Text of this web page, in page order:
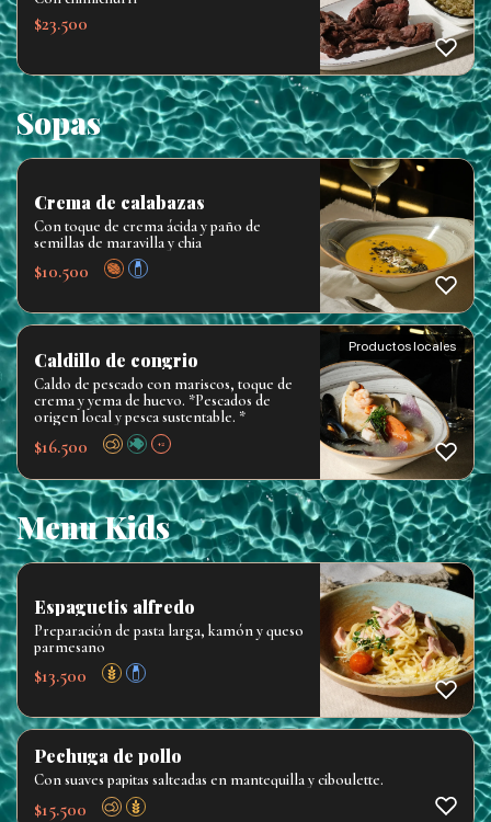
$23.500
Sopas
Crema de calabazas
Con toque de crema ácida y paño de
semillas de maravilla y chia
$10.500
Caldillo de congrio
Caldo de pescado con mariscos, toque de
crema y yema de huevo. *Pescados de
origen local y pesca sustentable. *
$16.500 +2
Productos locales
Menu Kids
Espaguetis alfredo
Preparación de pasta larga, kamón y queso
parmesano
$13.500
Pechuga de pollo
Con suaves papitas salteadas en mantequilla y ciboulette.
$15.500